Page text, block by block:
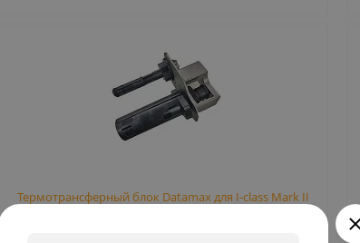
Термотрансферный блок Datamax для I-class Mark II